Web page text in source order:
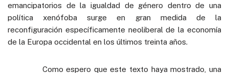
emancipatorios de la igualdad de género dentro de una
política xenófoba surge en gran medida de la
reconfiguración específicamente neoliberal de la economía
de la Europa occidental en los últimos treinta años.
Como espero que este texto haya mostrado, una